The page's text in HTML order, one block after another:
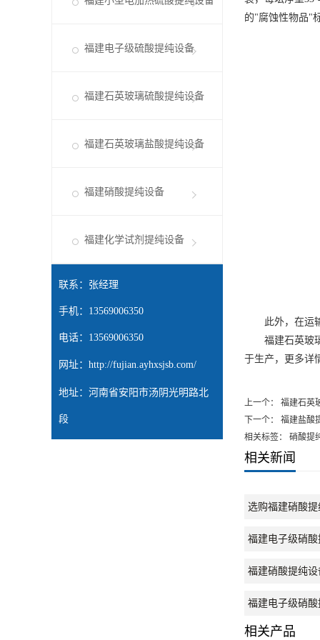
福建电子级硫酸提纯设备
福建石英玻璃硫酸提纯设备
福建石英玻璃盐酸提纯设备
福建硝酸提纯设备
福建化学试剂提纯设备
联系：张经理
手机：13569006350
电话：13569006350
网址： http://fujian.ayhxsjsb.com/
地址：河南省安阳市汤阴光明路北
段
的"腐蚀性物品"
此外，在运
福建石英玻
于生产，更多详
上一个：
福建石英
下一个：
福建盐酸
相关标签： 硝酸提
相关新闻
选购福建硝酸
福建电子级硝
福建硝酸提纯
福建电子级硝
相关产品